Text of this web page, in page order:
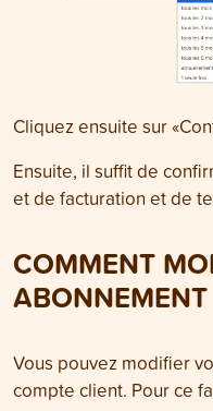
Cliquez ensuite sur
Ensuite, il suffit de
et de facturation et de
COMMENT
ABONNEMENT
Vous pouvez modifier
compte client. Pour ce